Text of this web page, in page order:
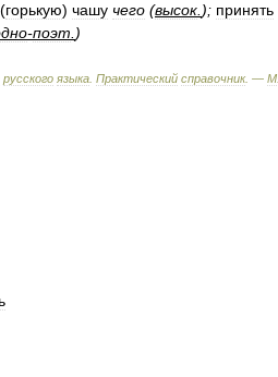
(горькую) чашу чего (высок ); принять
-поэт )
русского языка Практический справочник. — М